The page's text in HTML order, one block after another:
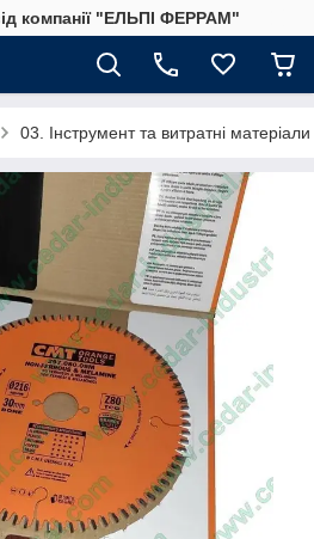
компанії "ЕЛЬПІ ФЕРРАМ"
03. Інструмент та витратні